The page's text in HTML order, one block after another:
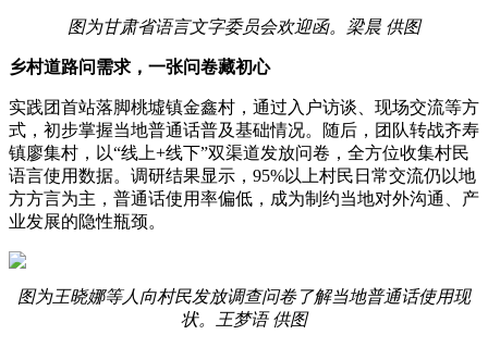
图为甘肃省语言文字委员会欢迎函。梁晨 供图
乡村道路问需求，一张问卷藏初心
实践团首站落脚桃墟镇金鑫村，通过入户访谈、现场交流等方
式，初步掌握当地普通话普及基础情况。随后，团队转战齐寿
镇廖集村，以“线上+线下”双渠道发放问卷，全方位收集村民
语言使用数据。调研结果显示，95%以上村民日常交流仍以地
方方言为主，普通话使用率偏低，成为制约当地对外沟通、产
业发展的隐性瓶颈。
图为王晓娜等人向村民发放调查问卷了解当地普通话使用现
状。王梦语 供图